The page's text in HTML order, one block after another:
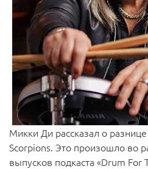
Микки Ди рассказал о
Scorpions. Это произошло во
выпусков подкаста «Drum For